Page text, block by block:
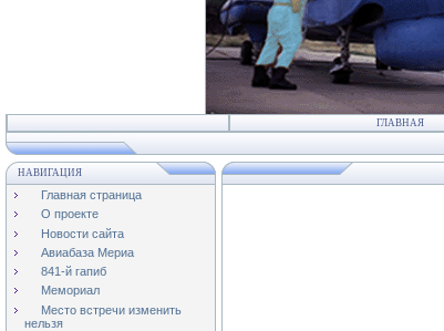
ГЛАВНАЯ
НАВИГАЦИЯ
Главная страница
О проекте
Новости сайта
Авиабаза Мериа
841-й гапиб
Мемориал
Место встречи изменить
нельзя